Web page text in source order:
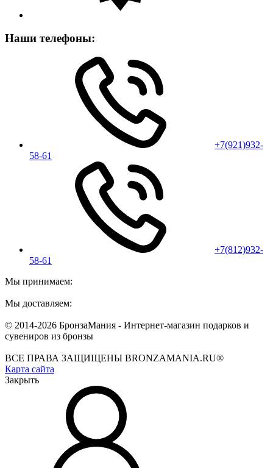
Наши телефоны:
+7(921)932-
58-61
+7(812)932-
58-61
Мы принимаем:
Мы доставляем:
© 2014-2026 БронзаМания - Интернет-магазин подарков и
сувениров из бронзы
ВСЕ ПРАВА ЗАЩИЩЕНЫ BRONZAMANIA.RU®
Карта сайта
Закрыть